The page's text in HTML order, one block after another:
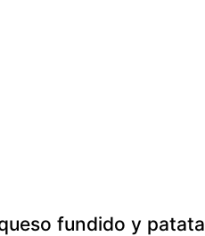
fundido y patata